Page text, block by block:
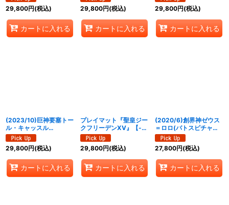
XX01}《青》
29,800円(税込)
カートに入れる
{BS24-X01}《赤》
29,800円(税込)
カートに入れる
XV【XV-SEC】
{BSC49-XV02}《赤》
29,800円(税込)
カートに入れる
(2023/10)巨神要塞トー
ル・キャッスル
(WINNER)【X】
{BSC42-X04}《多》
29,800円(税込)
カートに入れる
プレイマット『聖皇ジー
クフリーデンXV』【-】
{-}《サプライ》
29,800円(税込)
カートに入れる
(2020/6)創界神ゼウス
＝ロロ(バトスピチャン
ピオンシップ2019-超煌
臨杯-)【XX】{BS50-
XX02}《多》
27,800円(税込)
カートに入れる